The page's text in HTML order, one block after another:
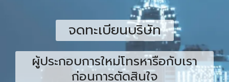
จดทะเบียนบริษัท
ผู้ประกอบการใหม่โทรหารือกับเรา
ก่อนการตัดสินใจ